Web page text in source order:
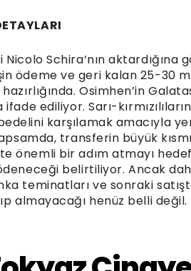
Schira’nın aktardığına
ödeme ve geri kalan 25-30
Osimhen’in
ifade ediliyor. Sarı-
karşılamak amacıyla
transferin büyük
önemli bir adım atmayı
belirtiliyor. Ancak
teminatları ve sonraki
almayacağı henüz belli değil.